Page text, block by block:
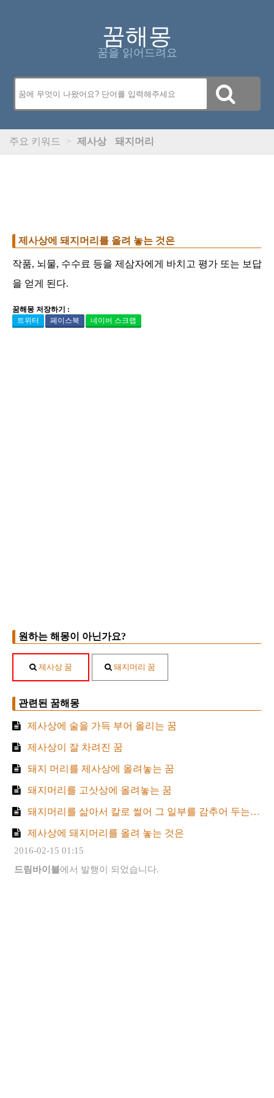
꿈해몽
꿈을 읽어드려요
주요 키워드 > 제사상 돼지머리
제사상에 돼지머리를 올려 놓는 것은
작품, 뇌물, 수수료 등을 제삼자에게 바치고 평가 또는 보답
을 얻게 된다.
꿈해몽 저장하기 :
트위터
페이스북 네이버 스크랩
원하는 해몽이 아닌가요?
제사상 꿈 돼지머리 꿈
관련된 꿈해몽
제사상에 술을 가득 부어 올리는 꿈
제사상이 잘 차려진 꿈
돼지 머리를 제사상에 올려놓는 꿈
돼지머리를 고삿상에 올려놓는 꿈
돼지머리를 삶아서 칼로 썰어 그 일부를 감추어 두는 꿈
제사상에 돼지머리를 올려 놓는 것은
2016-02-15 01:15
드림바이블에서 발행이 되었습니다.